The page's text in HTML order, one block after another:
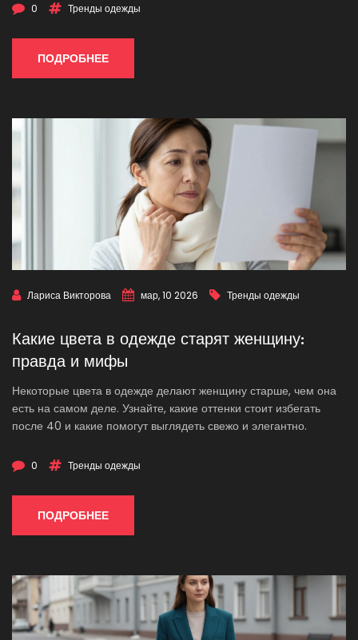
0 Тренды одежды
ПОДРОБНЕЕ
Лариса Викторова мар, 10 2026 Тренды одежды
Какие цвета в одежде старят женщину:
правда и мифы
Некоторые цвета в одежде делают женщину старше, чем она
есть на самом деле. Узнайте, какие оттенки стоит избегать
после 40 и какие помогут выглядеть свежо и элегантно.
0 Тренды одежды
ПОДРОБНЕЕ